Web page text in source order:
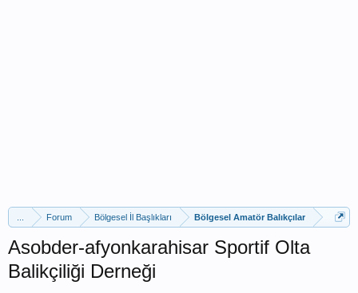
Forum Bölgesel İl Başlıkları Bölgesel Amatör Balıkçılar
Asobder-afyonkarahisar Sportif Olta
Balikçiliği Derneği